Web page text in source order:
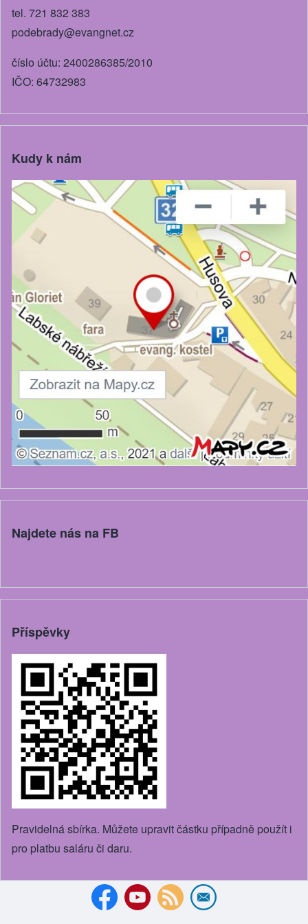
tel. 721 832 383
podebrady@evangnet.cz
číslo účtu: 2400286385/2010
IČO: 64732983
Kudy k nám
Najdete nás na FB
Příspěvky
Pravidelná sbírka. Můžete upravit částku případně použít i
pro platbu saláru či daru.